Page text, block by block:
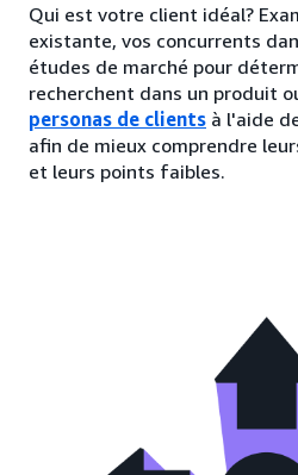
Qui est votre client idéal?
existante, vos concurrents
études de marché pour
recherchent dans un produit
personas de clients à l'aide
afin de mieux comprendre
et leurs points faibles.